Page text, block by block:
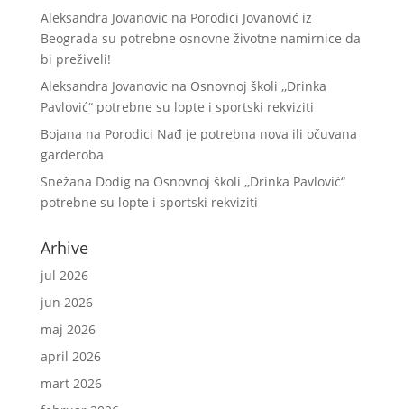
Aleksandra Jovanovic na Porodici Jovanović iz
Beograda su potrebne osnovne životne namirnice da
bi preživeli!
Aleksandra Jovanovic na Osnovnoj školi ,,Drinka
Pavlović“ potrebne su lopte i sportski rekviziti
Bojana na Porodici Nađ je potrebna nova ili očuvana
garderoba
Snežana Dodigna Osnovnoj školi ,,Drinka Pavlović“
potrebne su lopte i sportski rekviziti
Arhive
jul 2026
jun 2026
maj 2026
april 2026
mart 2026